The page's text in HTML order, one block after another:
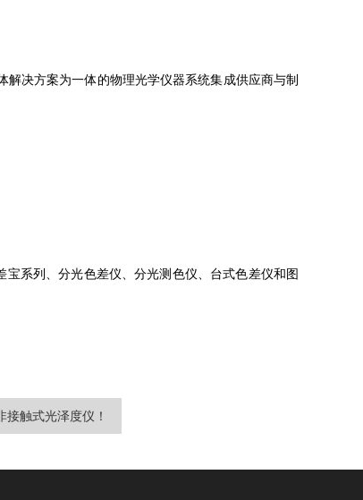
决方案为一体的物理光学仪器系统集成供应商与制
系列、分光色差仪、分光测色仪、台式色差仪和图
触式光泽度仪！